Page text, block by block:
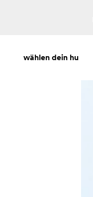
wählen dein hu